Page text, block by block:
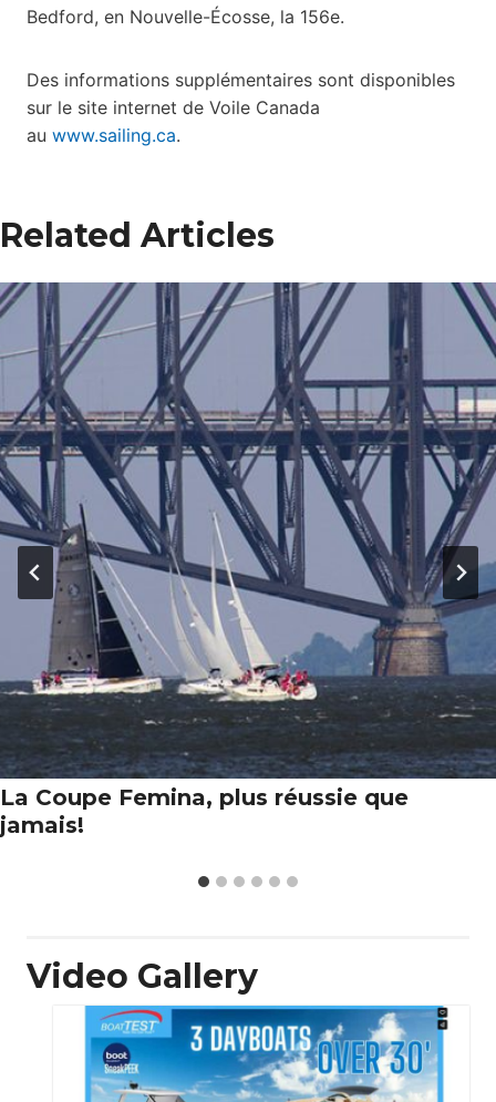
Bedford, en Nouvelle-Écosse, la 156e.
Des informations supplémentaires sont disponibles
sur le site internet de Voile Canada
au www.sailing.ca.
Related Articles
La Coupe Femina, plus réussie que
jamais!
Video Gallery